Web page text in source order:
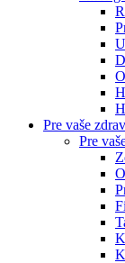
Pre vaše
Pre